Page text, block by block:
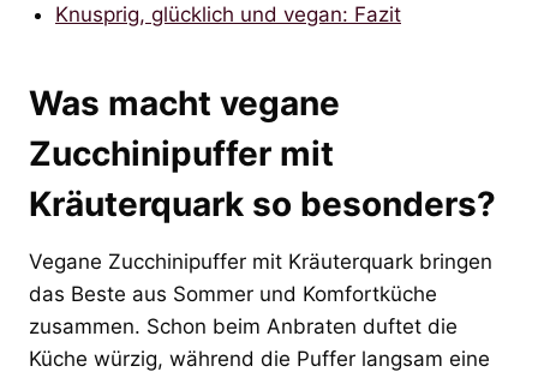
Knusprig, glücklich und vegan: Fazit
Was macht vegane
Zucchinipuffer mit
Kräuterquark so besonders?
Vegane Zucchinipuffer mit Kräuterquark bringen
das Beste aus Sommer und Komfortküche
zusammen. Schon beim Anbraten duftet die
Küche würzig, während die Puffer langsam eine